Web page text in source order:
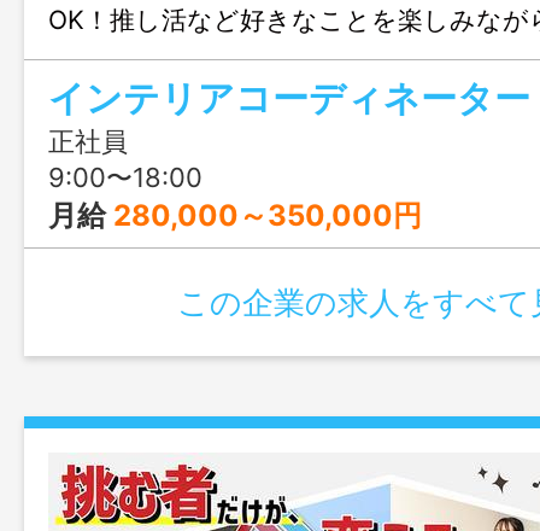
OK！推し活など好きなことを楽しみな
きます♪結婚や出産のタイミングでも安心
も充実！人生設計が変わっても安定して
リアチェンジしてみませんか？職場見学
ます！
インテリアコーディネーター
正社員
9:00〜18:00
月給 280,000～350,000円
この企業の求人をすべて